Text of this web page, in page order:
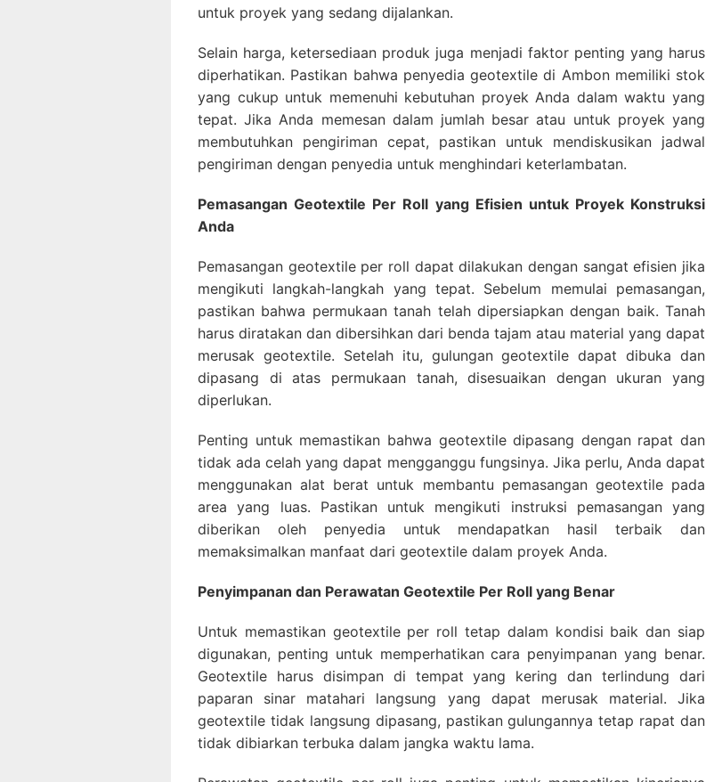
untuk proyek yang sedang dijalankan.
Selain harga, ketersediaan produk juga menjadi faktor penting yang harus
diperhatikan. Pastikan bahwa penyedia geotextile di Ambon memiliki stok
yang cukup untuk memenuhi kebutuhan proyek Anda dalam waktu yang
tepat. Jika Anda memesan dalam jumlah besar atau untuk proyek yang
membutuhkan pengiriman cepat, pastikan untuk mendiskusikan jadwal
pengiriman dengan penyedia untuk menghindari keterlambatan.
Pemasangan Geotextile Per Roll yang Efisien untuk Proyek Konstruksi
Anda
Pemasangan geotextile per roll dapat dilakukan dengan sangat efisien jika
mengikuti langkah-langkah yang tepat. Sebelum memulai pemasangan,
pastikan bahwa permukaan tanah telah dipersiapkan dengan baik. Tanah
harus diratakan dan dibersihkan dari benda tajam atau material yang dapat
merusak geotextile. Setelah itu, gulungan geotextile dapat dibuka dan
dipasang di atas permukaan tanah, disesuaikan dengan ukuran yang
diperlukan.
Penting untuk memastikan bahwa geotextile dipasang dengan rapat dan
tidak ada celah yang dapat mengganggu fungsinya. Jika perlu, Anda dapat
menggunakan alat berat untuk membantu pemasangan geotextile pada
area yang luas. Pastikan untuk mengikuti instruksi pemasangan yang
diberikan oleh penyedia untuk mendapatkan hasil terbaik dan
memaksimalkan manfaat dari geotextile dalam proyek Anda.
Penyimpanan dan Perawatan Geotextile Per Roll yang Benar
Untuk memastikan geotextile per roll tetap dalam kondisi baik dan siap
digunakan, penting untuk memperhatikan cara penyimpanan yang benar.
Geotextile harus disimpan di tempat yang kering dan terlindung dari
paparan sinar matahari langsung yang dapat merusak material. Jika
geotextile tidak langsung dipasang, pastikan gulungannya tetap rapat dan
tidak dibiarkan terbuka dalam jangka waktu lama.